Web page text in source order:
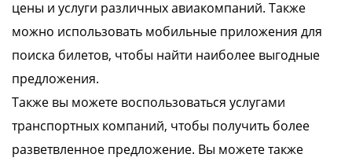
цены и услуги различных авиакомпаний. Также
можно использовать мобильные приложения для
поиска билетов, чтобы найти наиболее выгодные
предложения.
Также вы можете воспользоваться услугами
транспортных компаний, чтобы получить более
разветвленное предложение. Вы можете также